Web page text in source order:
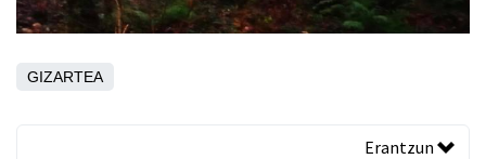
GIZARTEA
Erantzun